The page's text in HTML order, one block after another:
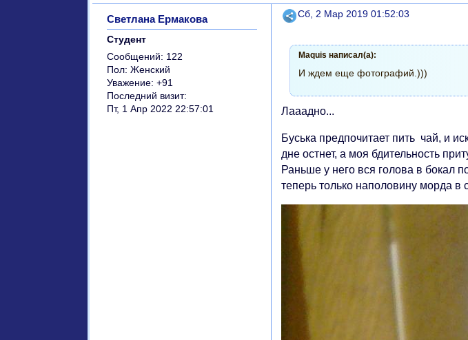
Поделиться
Сб, 2 Мар 2019 01:52:03
Светлана Ермакова
Студент
Сообщений: 122
Пол: Женский
Уважение: +91
Последний визит:
Пт, 1 Апр 2022 22:57:01
Maquis написал(а):
И ждем еще фотографий.)))
Лааадно...
Буська предпочитает пить чай, и
дне остнет, а моя бдительность
Раньше у него вся голова в бокал
теперь только наполовину морда в